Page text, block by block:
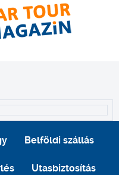
Belföldi szállás
Utasbiztosítás